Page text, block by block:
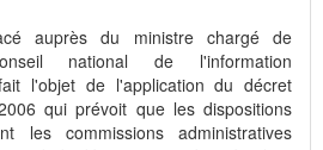
auprès du ministre chargé de
national de l'information
l'objet de l'application du décret
qui prévoit que les dispositions
les commissions administratives